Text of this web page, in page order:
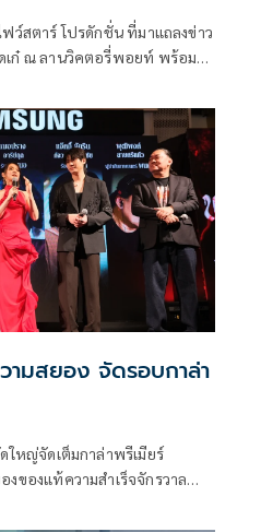
ว์สตาร์ โปรดักชั่น ที่มาแถลงข่าว
ณ ลานวิคตอรี่พอยท์ พร้อม
าค ซึ่งเป็นหนึ่งในเพลงประกอบ
ามสยอง จัดรอบกาล่า
ของแท้ความสําเร็จจักรวาล